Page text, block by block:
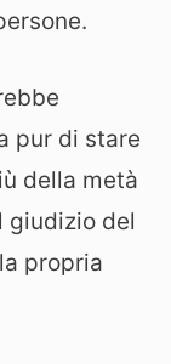
pur di stare
della metà
giudizio del
propria